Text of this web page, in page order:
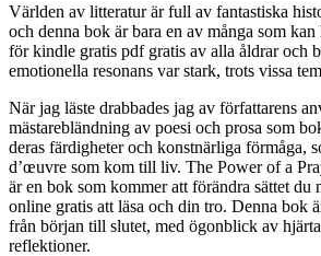
Världen av litteratur är full av fantastiska
och denna bok är bara en av många som
för kindle gratis pdf gratis av alla åldrar och
emotionella resonans var stark, trots vissa
När jag läste drabbades jag av författarens
mästarebländning av poesi och prosa som
deras färdigheter och konstnärliga förmåga,
d’œuvre som kom till liv. The Power of a
är en bok som kommer att förändra sättet du
online gratis att läsa och din tro. Denna bok
från början till slutet, med ögonblick av
reflektioner.